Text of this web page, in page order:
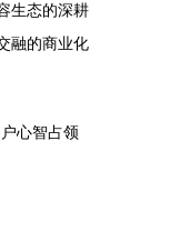
生态的深耕
融的商业化
心智占领